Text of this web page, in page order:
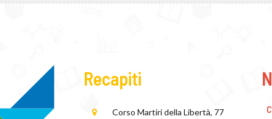
Recapiti
Corso Martiri della Libertà, 77